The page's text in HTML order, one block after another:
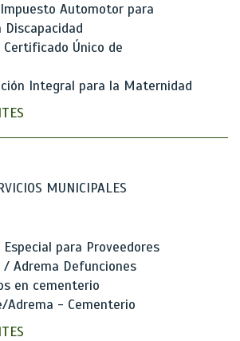
Automotor para
Discapacidad
Certificado Único de
Integral para la Maternidad
MUNICIPALES
para Proveedores
/ Adrema Defunciones
en cementerio
Adrema - Cementerio